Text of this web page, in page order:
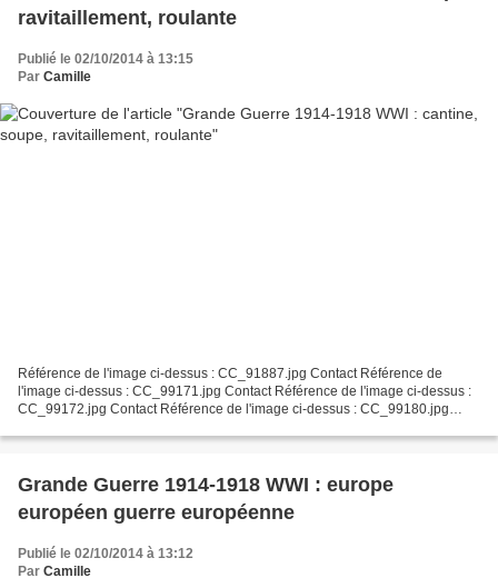
ravitaillement, roulante
Publié le 02/10/2014 à 13:15
Par Camille
Référence de l'image ci-dessus : CC_91887.jpg Contact Référence de
l'image ci-dessus : CC_99171.jpg Contact Référence de l'image ci-dessus :
CC_99172.jpg Contact Référence de l'image ci-dessus : CC_99180.jpg
Grande Guerre 1914-1918 WWI : europe
européen guerre européenne
Publié le 02/10/2014 à 13:12
Par Camille